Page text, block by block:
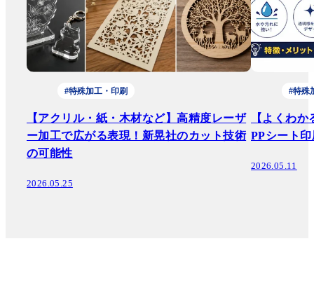
#特殊加工・印刷
【アクリル・紙・木材など】高精度レーザ
ー加工で広がる表現！新晃社のカット技術
の可能性
2026.05.25
#特殊
【よくわ
PPシート
2026.05.11